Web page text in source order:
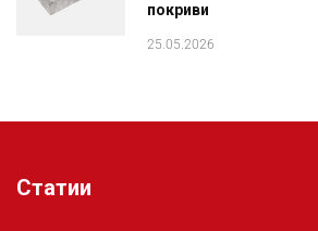
покриви
25.05.2026
Статии